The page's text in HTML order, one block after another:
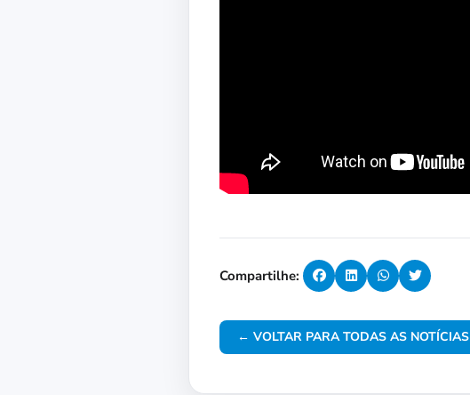
Compartilhe:
← VOLTAR PARA TODAS AS NOTÍCIAS